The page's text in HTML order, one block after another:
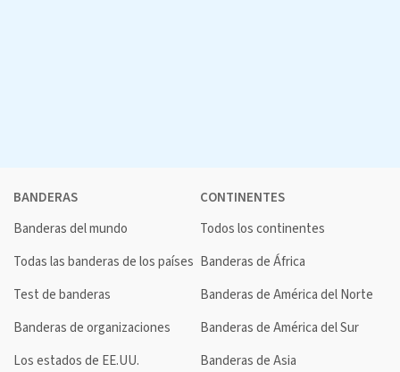
BANDERAS
Banderas del mundo
Todas las banderas de los países
Test de banderas
Banderas de organizaciones
Los estados de EE.UU.
CONTINENTES
Todos los continentes
Banderas de África
Banderas de América del Norte
Banderas de América del Sur
Banderas de Asia